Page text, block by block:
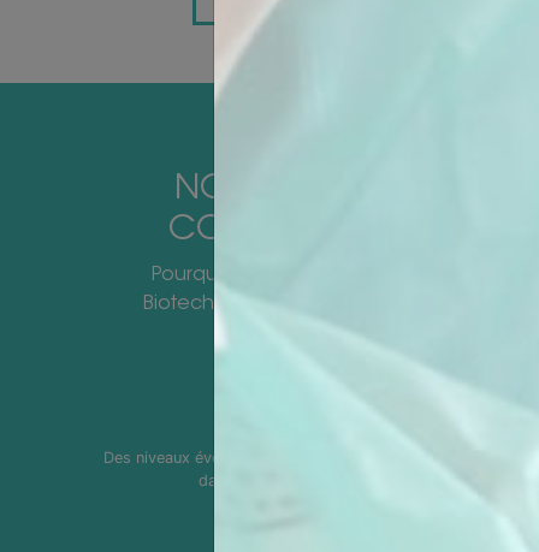
NOUS FAIRE
CONFIANCE
Pourquoi se former avec
Biotech Dental Academy ?
Des niveaux évolutifs qui vous accompagnent
dans votre pratique